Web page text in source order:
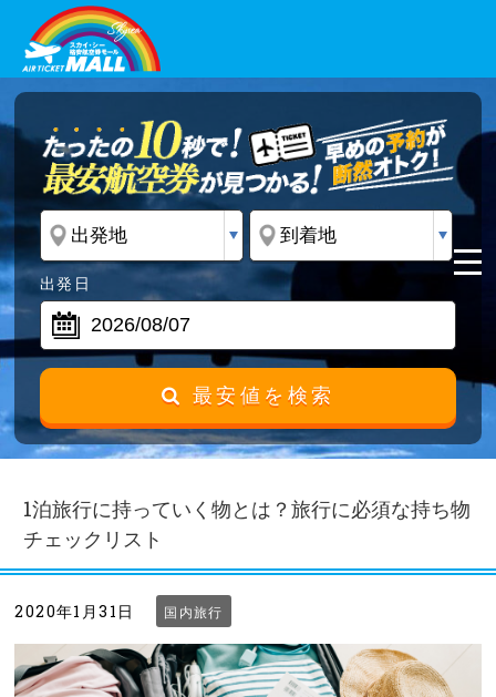
出発日
最安値を検索
1泊旅行に持っていく物とは？旅行に必須な持ち物
チェックリスト
2020年1月31日 国内旅行